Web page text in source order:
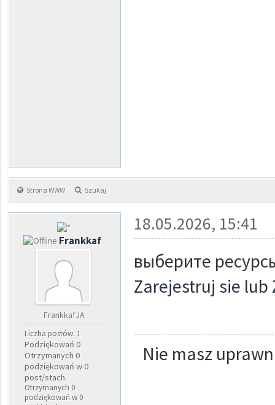
Strona WWW Szukaj
Frankkaf
FrankkafJA
Liczba postów: 1
Podziękowań 0
Otrzymanych 0
podziękowań w 0
post/stach
Otrzymanych 0
podziękowań w 0
18.05.2026, 15:41
выберите
Zarejestruj sie lub
Nie masz